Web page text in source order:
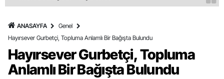
gldemiyoruz.artik bıktık.mama lobisinden para
alan tipler yüzünden bu vahşi hayvanlar
masum algısı yapılıyor.iki gün aç kalsa kendi
toplanmalı.sokaklar yaşanılmaz
oldu.korkuyoruz.
ANASAYFA
Genel
Hayırsever Gurbetçi, Topluma Anlamlı Bir Bağışta Bulundu
Hayırsever Gurbetçi, Topluma
Anlamlı Bir Bağışta Bulundu